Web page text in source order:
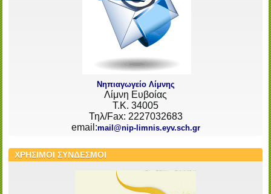
Νηπιαγωγείο Λίμνης
Λίμνη Ευβοίας
Τ.Κ. 34005
Τηλ/Fax: 2227032683
email:mail@nip-limnis.eyv.sch.gr
ΧΡΗΣΙΜΟΙ ΣΥΝΔΕΣΜΟΙ